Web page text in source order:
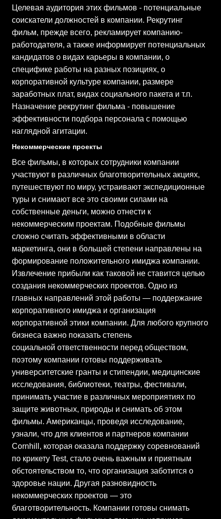
Целевая аудитория этих фильмов - потенциальные
соискатели должностей в компании. Рекрутинг
фильм, прежде всего, рекламирует компанию-
работодателя, а также информирует потенциальных
кандидатов о видах карьеры в компании, о
специфике работы на разных позициях, о
корпоративной культуре компании, размере
заработных плат, видах социального пакета и т.п.
Назначение рекрутинг фильма - повышение
эффективности подбора персонала с помощью
наглядной агитации.
Некоммерческие проекты
Все фильмы, в которых сотрудники компании
участвуют в различных благотворительных акциях,
путешествуют по миру, устраивают экспедиционные
туры и снимают все это своими силами на
собственные деньги, можно отнести к
некоммерческим проектам. Подобные фильмы
сложно считать эффективными в области
маркетинга, они в большей степени направлены на
формирование положительного имиджа компании.
Извлечение прибыли как таковой не ставится целью
создания некоммерческих проектов. Одно из
главных направлений этой работы — поддержание
корпоративного имиджа и организация
корпоративной этики компании. Для любого крупного
бизнеса важно показать степень
социальной ответственности перед обществом,
поэтому компании готовы поддерживать
университетские гранты и стипендии, медицинские
исследования, библиотеки, театры, фестивали,
принимать участие в различных мероприятиях по
защите животных, природы и снимать об этом
фильмы. Американцы, проведя исследование,
узнали, что для клиентов и партнеров компании
Cornhill, которая оказала поддержку соревнований
по крикету Test, стало очень важным и приятным
обстоятельством то, что организация заботится о
здоровье нации. Другая разновидность
некоммерческих проектов — это
благотворительность. Компании готовы снимать